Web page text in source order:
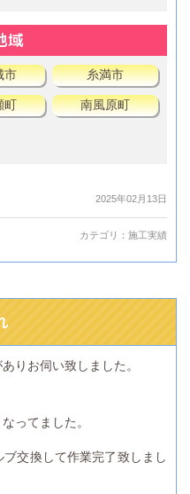
域
市 糸満市
町 南風原町
2025年02月13日
カテゴリ： 施工実績
りお伺い致しました。
ってました。
交換して作業完了致しまし